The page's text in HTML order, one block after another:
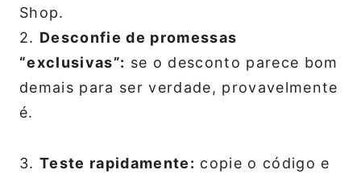
Shop.
2. Desconfie de promessas
“exclusivas”: se o desconto parece bom
demais para ser verdade, provavelmente
é.
3. Teste rapidamente: copie o código e